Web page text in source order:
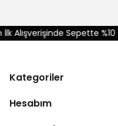
Alışverişinde Sepette %10
Kategoriler
Hesabım